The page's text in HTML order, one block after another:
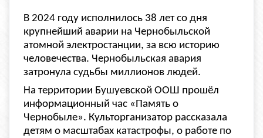
В 2024 году исполнилось 38 лет со дня
крупнейший аварии на Чернобыльской
атомной электростанции, за всю историю
человечества. Чернобыльская авария
затронула судьбы миллионов людей.
На территории Бушуевской ООШ прошёл
информационный час «Память о
Чернобыле». Культорганизатор рассказала
детям о масштабах катастрофы, о работе по